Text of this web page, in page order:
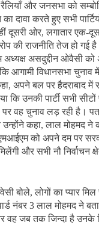
और जनसभा को
दावा करते हुए सभी पार्टियों
दूसरी ओर, लगातार एक-
की राजनीति तेज हो गई
असदुद्दीन ओवैसी
आगामी विधानसभा चुनाव
अपने बल पर हैदराबाद में
कि उनकी पार्टी सभी
पर वह चुनाव लड़ रही है।
उन्होंने कहा, लाल मोहमद ने
को अपने दम पर
और सभी नौ निर्वाचन
बोले, लोगों का प्यार मिल
नंबर 3 लाल मोहमद ने
वह जब तक जिन्दा है उनके